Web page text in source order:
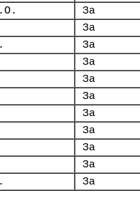
За
За
За
За
За
За
За
За
За
За
За